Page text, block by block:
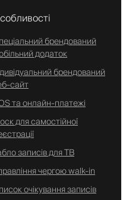
брендований
додаток
брендований
сайт
та онлайн-платежі
для самостійної
записів для ТВ
чергою walk-in
очікування записів